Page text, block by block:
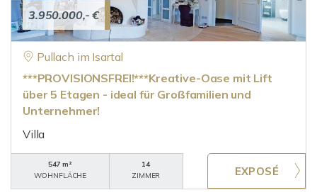
3.950.000,- €
Pullach im Isartal
***PROVISIONSFREI!***Kreative-Oase mit Lift
über 5 Etagen - ideal für Großfamilien und
Unternehmer!
Villa
547 m²
WOHNFLÄCHE
14
ZIMMER